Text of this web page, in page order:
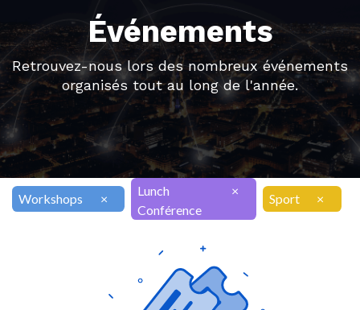
Événements
Retrouvez-nous lors des nombreux événements
organisés tout au long de l'année.
Workshops ×
Lunch
Conférence
×
Sport ×